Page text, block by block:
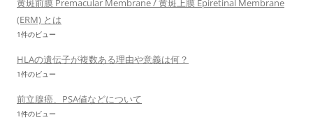
黄斑前膜 Premacular Membrane / 黄斑上膜 Epiretinal Membrane
(ERM) とは
1件のビュー
HLAの遺伝子が複数ある理由や意義は何？
1件のビュー
前立腺癌、PSA値などについて
1件のビュー